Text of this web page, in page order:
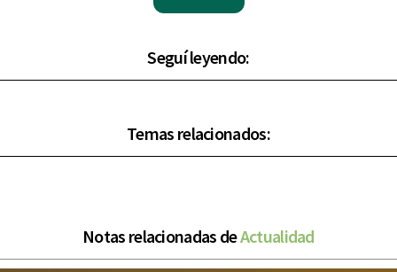
Seguí leyendo:
Temas relacionados:
Notas relacionadas deActualidad